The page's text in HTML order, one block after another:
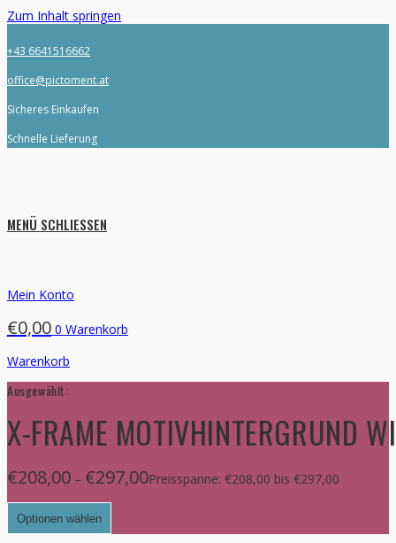
Zum Inhalt springen
+43 6641516662
office@pictoment.at
Sicheres Einkaufen
Schnelle Lieferung
MENÜ SCHLIESSEN
Mein Konto
€0,00 0 Warenkorb
Warenkorb
Ausgewählt:
X-FRAME MOTIVHINTERGRUND
€208,00 – €297,00Preisspanne: €208,00 bis €297,00
Optionen wählen